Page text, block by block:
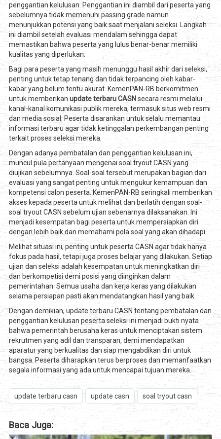
penggantian kelulusan. Penggantian ini diambil dari peserta yang
sebelumnya tidak memenuhi passing grade namun
menunjukkan potensi yang baik saat menjalani seleksi. Langkah
ini diambil setelah evaluasi mendalam sehingga dapat
memastikan bahwa peserta yang lulus benar-benar memiliki
kualitas yang diperlukan.
Bagi para peserta yang masih menunggu hasil akhir dari seleksi,
penting untuk tetap tenang dan tidak terpancing oleh kabar-
kabar yang belum tentu akurat. KemenPAN-RB berkomitmen
untuk memberikan update terbaru CASNsecara resmi melalui
kanal-kanal komunikasi publik mereka, termasuk situs web resmi
dan media sosial. Peserta disarankan untuk selalu memantau
informasi terbaru agar tidak ketinggalan perkembangan penting
terkait proses seleksi mereka.
Dengan adanya pembatalan dan penggantian kelulusan ini,
muncul pula pertanyaan mengenai soal tryout CASN yang
diujikan sebelumnya. Soal-soal tersebut merupakan bagian dari
evaluasi yang sangat penting untuk mengukur kemampuan dan
kompetensi calon peserta. KemenPAN-RB seringkali memberikan
akses kepada peserta untuk melihat dan berlatih dengan soal-
soal tryout CASN sebelum ujian sebenarnya dilaksanakan. Ini
menjadi kesempatan bagi peserta untuk mempersiapkan diri
dengan lebih baik dan memahami pola soal yang akan dihadapi.
Melihat situasi ini, penting untuk peserta CASN agar tidak hanya
fokus pada hasil, tetapi juga proses belajar yang dilakukan. Setiap
ujian dan seleksi adalah kesempatan untuk meningkatkan diri
dan berkompetisi demi posisi yang diinginkan dalam
pemerintahan. Semua usaha dan kerja keras yang dilakukan
selama persiapan pasti akan mendatangkan hasil yang baik.
Dengan demikian, update terbaru CASN tentang pembatalan dan
penggantian kelulusan peserta seleksi ini menjadi bukti nyata
bahwa pemerintah berusaha keras untuk menciptakan sistem
rekrutmen yang adil dan transparan, demi mendapatkan
aparatur yang berkualitas dan siap mengabdikan diri untuk
bangsa. Peserta diharapkan terus berproses dan memanfaatkan
segala informasi yang ada untuk mencapai tujuan mereka.
update terbaru casn update casn soal tryout casn
Baca Juga: